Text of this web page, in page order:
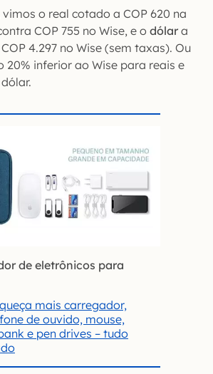
vimos o real cotado a COP 620 na
COP 755 no Wise, e o dólar a
4.297 no Wise (sem taxas). Ou
20% inferior ao Wise para reais e
de eletrônicos para
mais carregador,
de ouvido, mouse,
e pen drives – tudo